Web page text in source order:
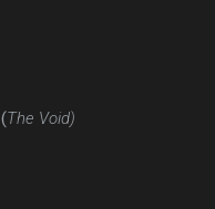
(The Void)